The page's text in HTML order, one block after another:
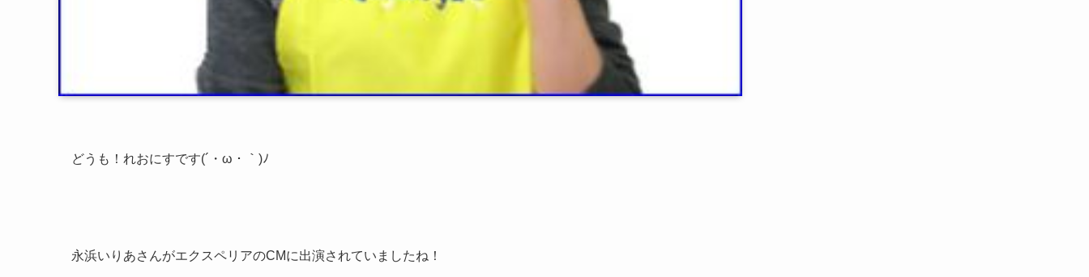
どうも！れおにすです(´・ω・｀)ﾉ
永浜いりあさんがエクスペリアのCMに出演されていましたね！